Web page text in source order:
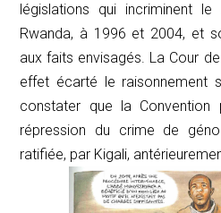
législations qui incriminent
Rwanda, à 1996 et 2004, et
aux faits envisagés. La Cour
effet écarté le raisonnement
constater que la
répression du crime de
ratifiée, par Kigali,